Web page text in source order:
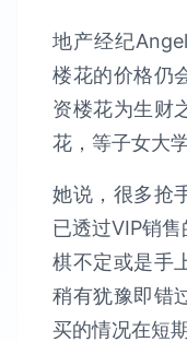
地产经纪
楼花的价格仍
资楼花为生财
花，等子女大
她说，很多抢
已透过VIP销
棋不定或是手
稍有犹豫即错
买的情况在短